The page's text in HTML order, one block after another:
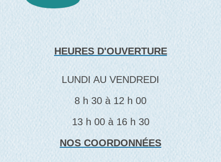
HEURES D'OUVERTURE
LUNDI AU VENDREDI
8 h 30 à 12 h 00
13 h 00 à 16 h 30
NOS COORDONNÉES